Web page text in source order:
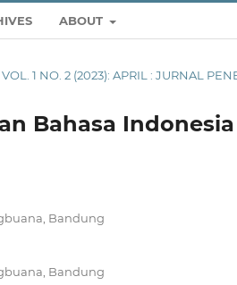
ABOUT
VOL. 1 NO. 2 (2023): APRIL : JURNAL
Bahasa
Bandung
Bandung